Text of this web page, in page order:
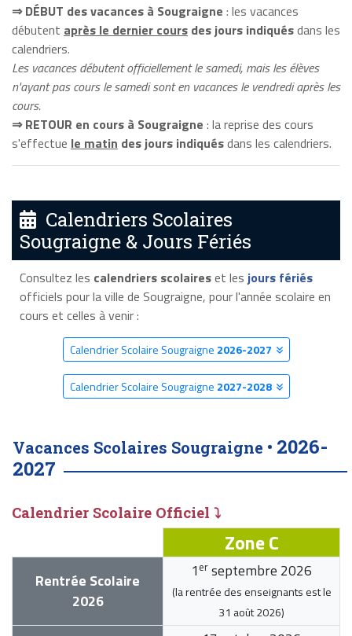
⇒ DÉBUT des vacances à Sougraigne : les vacances
débutent après le dernier cours des jours indiquésdans les
calendriers.
Les vacances débutent officiellement le samedi, mais les élèves
n'ayant pas cours le samedi sont en vacances le vendredi après les
cours.
⇒ RETOUR en cours à Sougraigne : la reprise des cours
s'effectue le matin des jours indiquésdans les calendriers.
Calendriers Scolaires
Sougraigne & Jours Fériés
Consultez les calendriers scolaireset les jours fériés
officiels pour la ville de Sougraigne, pour l'année scolaire en
cours et celles à venir :
Calendrier Scolaire Sougraigne 2026-2027
Calendrier Scolaire Sougraigne 2027-2028
Vacances Scolaires Sougraigne • 2026-
2027
Calendrier Scolaire Officiel ⤵
Zone C
Rentrée Scolaire
2026
1 er septembre 2026
(la rentrée des enseignants est le
31 août 2026)